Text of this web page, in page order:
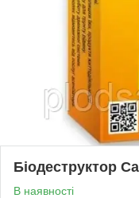
Біодеструктор
В наявності